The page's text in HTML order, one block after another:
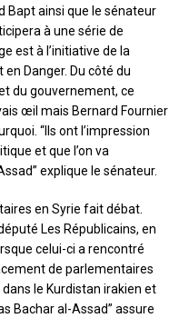
Bapt ainsi que le sénateur
à une série de
est à l’initiative de la
Danger. Du côté du
du gouvernement, ce
œil mais Bernard Fournier
“Ils ont l’impression
et que l’on va
explique le sénateur.
en Syrie fait débat.
Les Républicains, en
celui-ci a rencontré
de parlementaires
le Kurdistan irakien et
Bachar al-Assad” assure